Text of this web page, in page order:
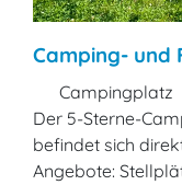
Camping- und
Campingplatz
Der 5-Sterne-
befindet sich
Angebote: